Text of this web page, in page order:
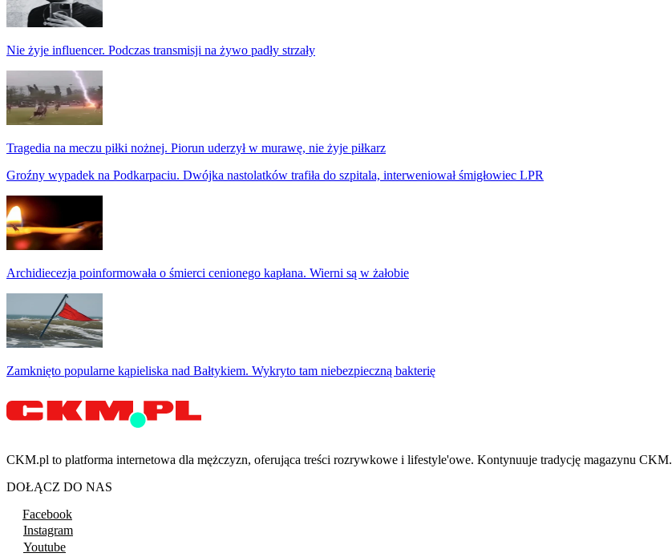
Nie żyje influencer. Podczas transmisji na żywo padły strzały
Tragedia na meczu piłki nożnej. Piorun uderzył w murawę, nie żyje piłkarz
Groźny wypadek na Podkarpaciu. Dwójka nastolatków trafiła do szpitala, interweniował śmigłowiec LPR
Archidiecezja poinformowała o śmierci cenionego kapłana. Wierni są w żałobie
Zamknięto popularne kąpieliska nad Bałtykiem. Wykryto tam niebezpieczną bakterię
CKM.pl to platforma internetowa dla mężczyzn, oferująca treści rozrywkowe i lifestyle'owe. Kontynuuje tradycję magazynu CKM.
DOŁĄCZ DO NAS
Facebook
Instagram
Youtube